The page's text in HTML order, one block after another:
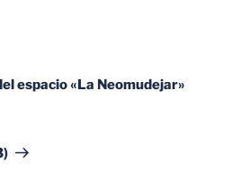
espacio «La Neomudejar»